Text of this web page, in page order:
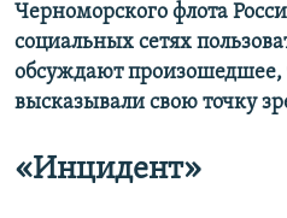
Черноморского флота
социальных сетях
обсуждают
высказывали свою точку
«Инцидент»